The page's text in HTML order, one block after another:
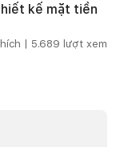
kế mặt tiền
| 5.689 lượt xem